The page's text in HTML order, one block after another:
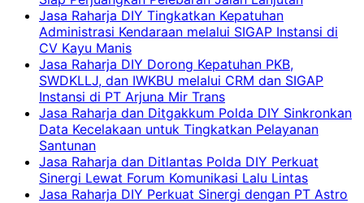
Jasa Raharja DIY Tingkatkan Kepatuhan
Administrasi Kendaraan melalui SIGAP Instansi di
CV Kayu Manis
Jasa Raharja DIY Dorong Kepatuhan PKB,
SWDKLLJ, dan IWKBU melalui CRM dan SIGAP
Instansi di PT Arjuna Mir Trans
Jasa Raharja dan Ditgakkum Polda DIY Sinkronkan
Data Kecelakaan untuk Tingkatkan Pelayanan
Santunan
Jasa Raharja dan Ditlantas Polda DIY Perkuat
Sinergi Lewat Forum Komunikasi Lalu Lintas
Jasa Raharja DIY Perkuat Sinergi dengan PT Astro